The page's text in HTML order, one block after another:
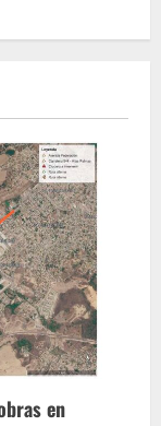
en